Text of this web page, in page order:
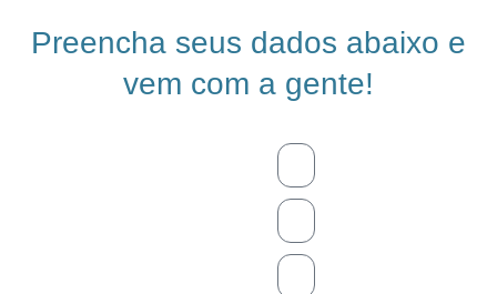
Preencha seus dados abaixo e
vem com a gente!